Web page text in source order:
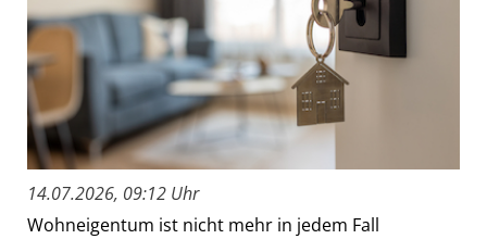
14.07.2026, 09:12 Uhr
Wohneigentum ist nicht mehr in jedem Fall